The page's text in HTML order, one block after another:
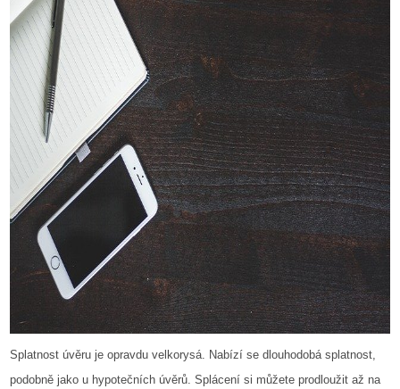
Splatnost úvěru je opravdu velkorysá. Nabízí se dlouhodobá splatnost,
podobně jako u hypotečních úvěrů. Splácení si můžete prodloužit až na